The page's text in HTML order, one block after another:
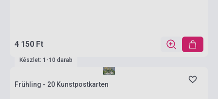
4 150 Ft
Készlet: 1-10 darab
Frühling - 20 Kunstpostkarten